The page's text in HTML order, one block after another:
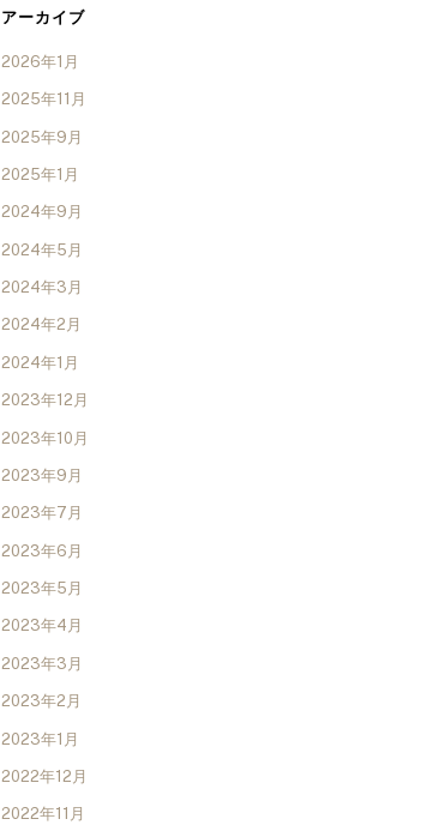
アーカイブ
2026年1月
2025年11月
2025年9月
2025年1月
2024年9月
2024年5月
2024年3月
2024年2月
2024年1月
2023年12月
2023年10月
2023年9月
2023年7月
2023年6月
2023年5月
2023年4月
2023年3月
2023年2月
2023年1月
2022年12月
2022年11月